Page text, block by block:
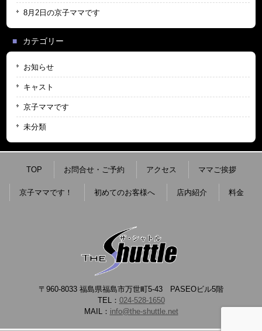
8月2日の京子ママです
カテゴリー
お知らせ
キャスト
京子ママです
未分類
TOP お問合せ・ご予約 アクセス ママご挨拶
京子ママです！ 初めてのお客様へ 店内紹介 料金
〒960-8033 福島県福島市万世町5-43 PASEOビル5階
TEL： 024-528-1650
MAIL： info@the-shuttle.net